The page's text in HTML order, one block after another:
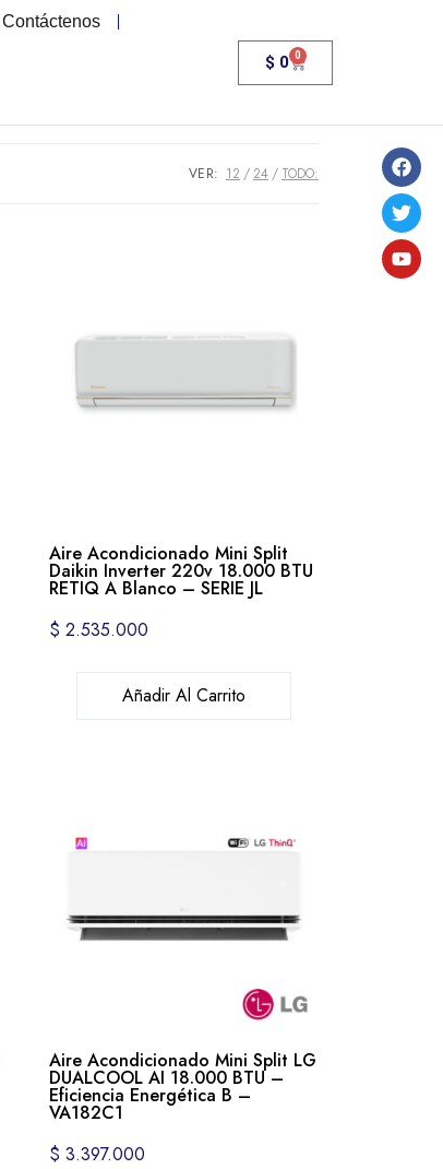
Contáctenos
$ 0 0
VER: 12 24 TODO:
Aire Acondicionado Mini Split
Daikin Inverter 220v 18.000 BTU
RETIQ A Blanco – SERIE JL
$ 2.535.000
Añadir Al Carrito
Aire Acondicionado Mini Split LG
DUALCOOL AI 18.000 BTU –
Eficiencia Energética B –
VA182C1
$ 3.397.000